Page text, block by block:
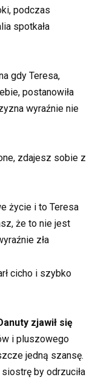
podczas
spotkała
gdy Teresa,
postanowiła
wyraźnie nie
zdajesz sobie z
życie i to Teresa
że to nie jest
zła
cicho i szybko
zjawił się
i pluszowego
jedną szansę.
siostrę by odrzuciła